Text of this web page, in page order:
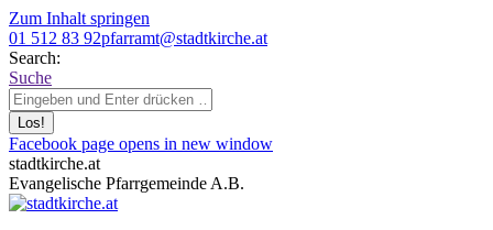
Zum Inhalt springen
01 512 83 92pfarramt@stadtkirche.at
Search:
Suche
Facebook page opens in new window
stadtkirche.at
Evangelische Pfarrgemeinde A.B.